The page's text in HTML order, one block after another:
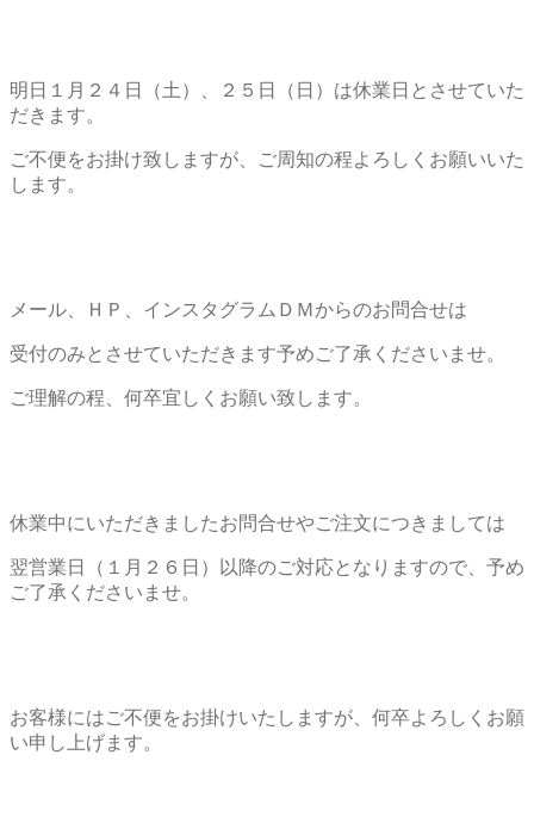
明日１月２４日（土）、２５日（日）は休業日とさせていた
だきます。
ご不便をお掛け致しますが、ご周知の程よろしくお願いいた
します。
メール、ＨＰ、インスタグラムＤＭからのお問合せは
受付のみとさせていただきます予めご了承くださいませ。
ご理解の程、何卒宜しくお願い致します。
休業中にいただきましたお問合せやご注文につきましては
翌営業日（１月２６日）以降のご対応となりますので、予め
ご了承くださいませ。
お客様にはご不便をお掛けいたしますが、何卒よろしくお願
い申し上げます。